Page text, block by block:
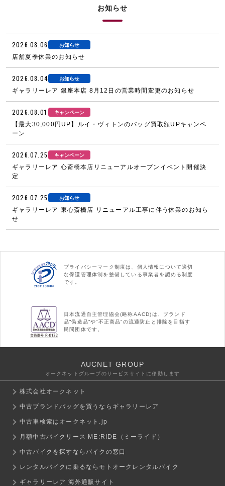
お知らせ
2026.08.06 お知らせ
店舗夏季休業のお知らせ
2026.08.04 お知らせ
ギャラリーレア 銀座本店 8月12日の営業時間変更のお知らせ
2026.08.01 キャンペーン
【最大30,000円UP】ルイ・ヴィトンのバッグ買取額UPキャンペ
ーン
2026.07.25 キャンペーン
ギャラリーレア 心斎橋本店リニューアルオープンイベント開催決
定
2026.07.25 お知らせ
ギャラリーレア 東心斎橋店 リニューアル工事に伴う休業のお知ら
せ
プライバシーマーク制度は、個人情報について適切
な保護管理体制を整備している事業者を認める制度
です。
日本流通自主管理協会(略称AACD)は、ブランド
品“偽造品”や“不正商品”の流通防止と排除を目指す
民間団体です。
AUCNET GROUP
オークネットグループのサービスサイトに移動します
株式会社オークネット
中古ブランドバッグを買うならギャラリーレア
中古車検索はオークネット.jp
月額中古バイクリース ME:RIDE（ミーライド）
中古バイクを探すならバイクの窓口
レンタルバイクに乗るならモトオークレンタルバイク
ギャラリーレア 海外通販サイト